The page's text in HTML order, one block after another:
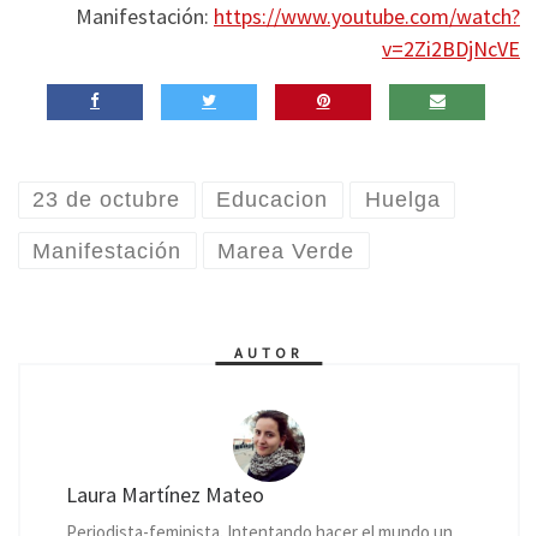
Manifestación: https://www.youtube.com/watch?
v=2Zi2BDjNcVE
23 de octubre Educacion Huelga
Manifestación Marea Verde
AUTOR
Laura Martínez Mateo